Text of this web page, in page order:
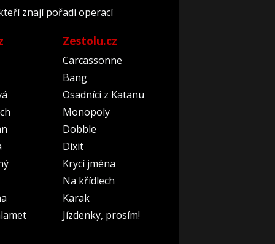
znají pořadí operací
Zestolu.cz
Carcassonne
Bang
Osadníci z Katanu
Monopoly
Dobble
Dixit
Krycí jména
Na křídlech
Karak
Jízdenky, prosím!